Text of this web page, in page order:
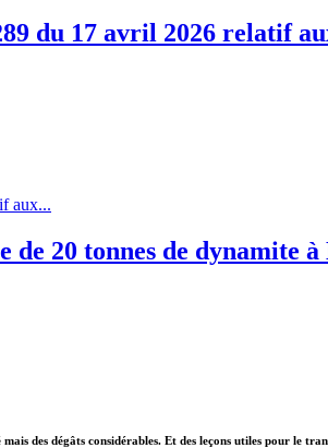
du 17 avril 2026 relatif
aux...
de 20 tonnes de dynamite
des dégâts considérables. Et des leçons utiles pour le